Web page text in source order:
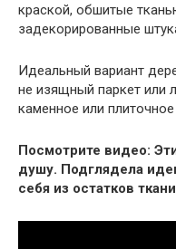
краской, обшитые
задекорированные
Идеальный вариант
не изящный паркет или
каменное или
Посмотрите видео:
душу. Подглядела
себя из остатков ткани